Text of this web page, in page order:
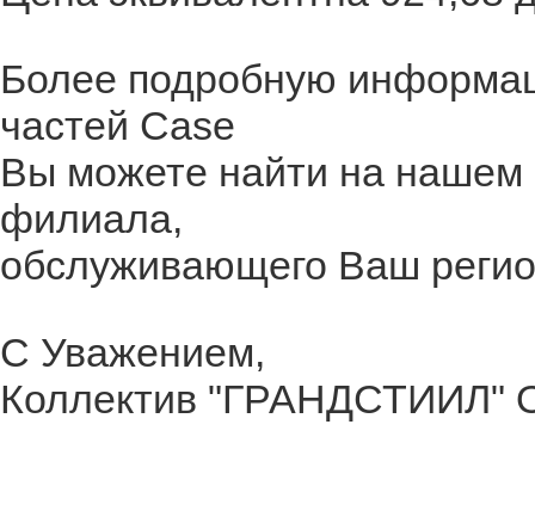
Более подробную
частей Case
Вы можете найти на нашем
филиала,
обслуживающего Ваш
С Уважением,
Коллектив "ГРАНДСТИИЛ"